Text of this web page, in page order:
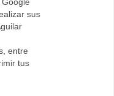
sus
entre
tus